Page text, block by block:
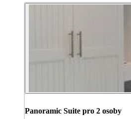
Panoramic Suite pro 2 osoby